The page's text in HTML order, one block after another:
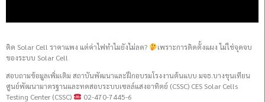
ติด Solar Cell ราคาแพง แต่ค่าไฟทำไมยังไม่ลด?
เพราะการติดตั้งแผง ไม่ใช่จุดจบ
ของระบบ Solar Cell
สอบถามข้อมูลเพิ่มเติม สถาบันพัฒนาและฝึกอบรมโรงงานต้นแบบ มจธ.บางขุนเทียน
ศูนย์พัฒนามาตรฐานและทดสอบระบบเซลล์แสงอาทิตย์ (CSSC) CES Solar Cells
Testing Center (CSSC)
02-470-7445-6